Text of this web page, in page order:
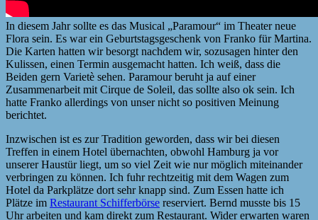
In diesem Jahr sollte es das Musical „Paramour“ im Theater neue
Flora sein. Es war ein Geburtstagsgeschenk von Franko für Martina.
Die Karten hatten wir besorgt nachdem wir, sozusagen hinter den
Kulissen, einen Termin ausgemacht hatten. Ich weiß, dass die
Beiden gern Varietè sehen. Paramour beruht ja auf einer
Zusammenarbeit mit Cirque de Soleil, das sollte also ok sein. Ich
hatte Franko allerdings von unser nicht so positiven Meinung
berichtet.
Inzwischen ist es zur Tradition geworden, dass wir bei diesen
Treffen in einem Hotel übernachten, obwohl Hamburg ja vor
unserer Haustür liegt, um so viel Zeit wie nur möglich miteinander
verbringen zu können. Ich fuhr rechtzeitig mit dem Wagen zum
Hotel da Parkplätze dort sehr knapp sind. Zum Essen hatte ich
Plätze im Restaurant Schifferbörse reserviert. Bernd musste bis 15
Uhr arbeiten und kam direkt zum Restaurant. Wider erwarten waren